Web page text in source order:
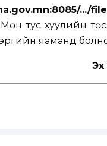
.../
тус хуулийн
яаманд
Эх